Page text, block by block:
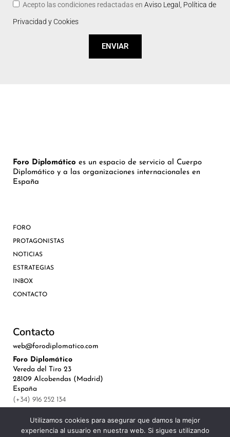
Acepto las condiciones redactadas en Aviso Legal, Política de
Privacidad y Cookies
ENVIAR
Foro Diplomático es un espacio de servicio al Cuerpo
Diplomático y a las organizaciones internacionales en
España
FORO
PROTAGONISTAS
NOTICIAS
ESTRATEGIAS
INBOX
CONTACTO
Contacto
web@forodiplomatico.com
Foro Diplomático
Vereda del Tiro 23
28109 Alcobendas (Madrid)
España
(+34) 916 252 134
Utilizamos cookies para asegurar que damos la mejor
experiencia al usuario en nuestra web. Si sigues utilizando